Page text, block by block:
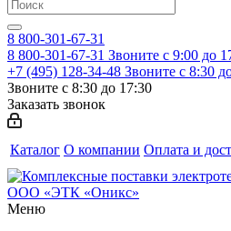
8 800-301-67-31
8 800-301-67-31 Звоните с 9:00 до
+7 (495) 128-34-48 Звоните с 8:30
Звоните с 8:30 до 17:30
Заказать звонок
Каталог О компании Оплата и
Меню